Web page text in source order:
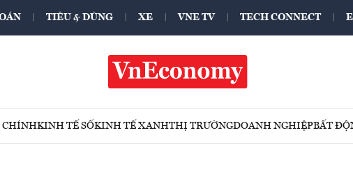
TIÊU & DÙNG XE VNE TV TECH CONNECT
CHÍNHKINH TẾ SỐKINH TẾ XANHTHỊ TRƯỜNGDOANH NGHIỆPBẤT